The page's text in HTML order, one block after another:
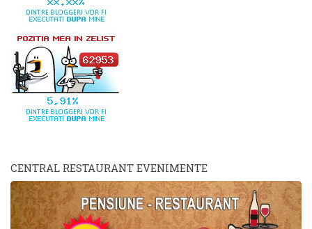
CENTRAL RESTAURANT EVENIMENTE